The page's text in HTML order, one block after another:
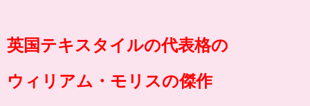
英国テキスタイルの代表格の
ウィリアム・モリスの傑作